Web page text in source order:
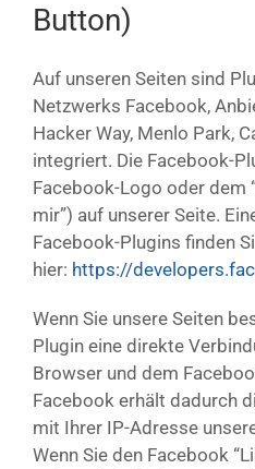
Button)
Auf unseren Seiten sind
Netzwerks Facebook,
Hacker Way, Menlo Park,
integriert. Die Facebook-
Facebook-Logo oder dem
mir”) auf unserer Seite.
Facebook-Plugins finden
hier: https://
Wenn Sie unsere Seiten
Plugin eine direkte
Browser und dem
Facebook erhält dadurch
mit Ihrer IP-Adresse
Wenn Sie den Facebook